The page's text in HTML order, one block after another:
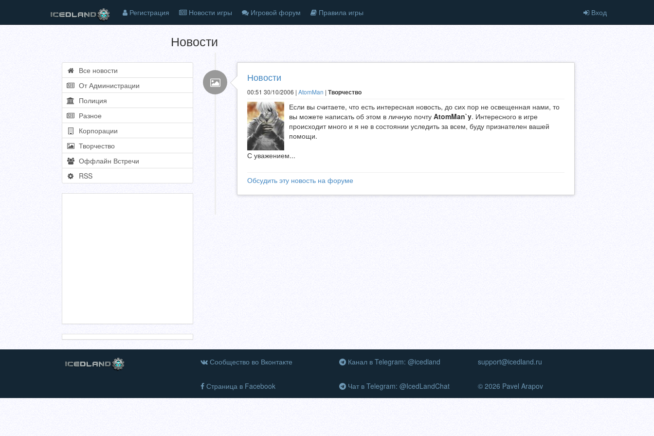
Регистрация Новости игры Игровой форум Правила игры Вход
Новости
Все новости
От Администрации
Полиция
Разное
Корпорации
Творчество
Оффлайн Встречи
RSS
Новости
00:51 30/10/2006 | AtomMan | Творчество
Если вы считаете, что есть интересная новость, до сих пор не освещенная нами, то
вы можете написать об этом в личную почту AtomMan`y. Интересного в игре
происходит много и я не в состоянии уследить за всем, буду признателен вашей
помощи.
С уважением...
Обсудить эту новость на форуме
Сообщество во Вконтакте
Страница в Facebook
Канал в Telegram: @icedland
Чат в Telegram: @IcedLandChat
support@icedland.ru
© 2026 Pavel Arapov